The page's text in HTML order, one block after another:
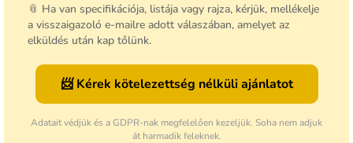
📎 Ha van specifikációja, listája vagy rajza, kérjük, mellékelje
a visszaigazoló e-mailre adott válaszában, amelyet az
elküldés után kap tőlünk.
📨 Kérek kötelezettség nélküli ajánlatot
Adatait védjük és a GDPR-nak megfelelően kezeljük. Soha nem adjuk
át harmadik feleknek.